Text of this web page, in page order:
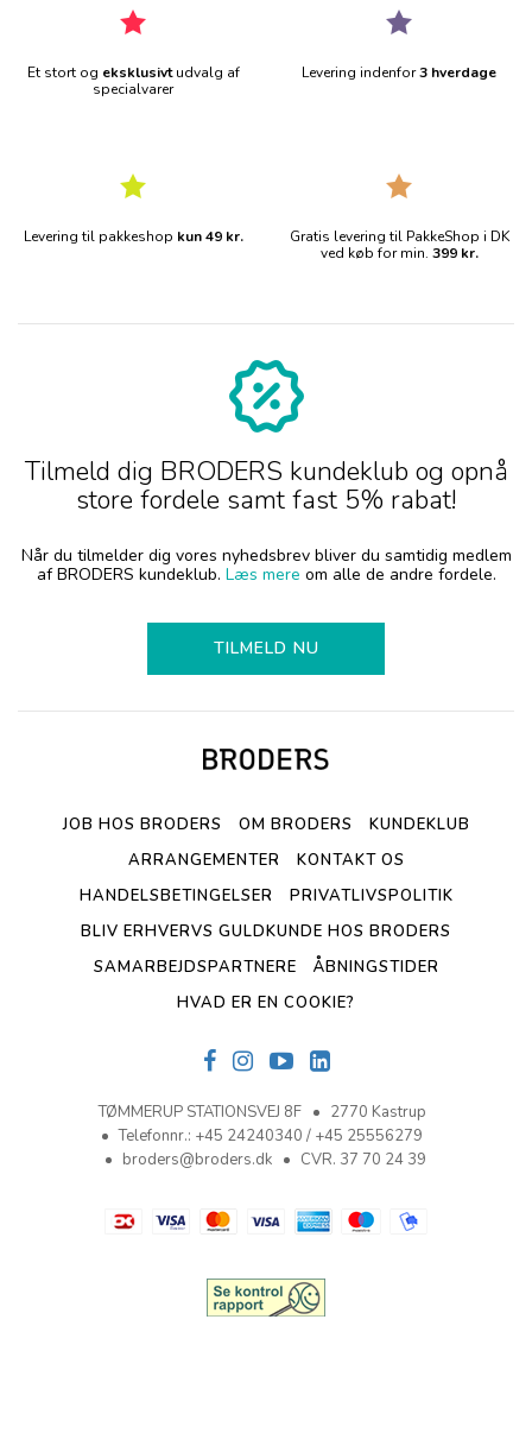
Et stort og eksklusivtudvalg af
specialvarer
Levering indenfor3 hverdage
Levering til pakkeshop kun 49 kr.
Gratis levering til PakkeShop i DK
ved køb for min. 399 kr.
Tilmeld dig BRODERS kundeklub og opnå
store fordele samt fast 5% rabat!
Når du tilmelder dig vores nyhedsbrev bliver du samtidig medlem
af BRODERS kundeklub. Læs mere om alle de andre fordele.
TILMELD NU
JOB HOS BRODERS OM BRODERS
KUNDEKLUB
ARRANGEMENTER
KONTAKT OS
HANDELSBETINGELSER
PRIVATLIVSPOLITIK
BLIV ERHVERVS GULDKUNDE HOS BRODERS
SAMARBEJDSPARTNERE
ÅBNINGSTIDER
HVAD ER EN COOKIE?
TØMMERUP STATIONSVEJ 8F
2770 Kastrup
Telefonnr.: +45 24240340 / +45 25556279
broders@broders.dk
CVR. 37 70 24 39